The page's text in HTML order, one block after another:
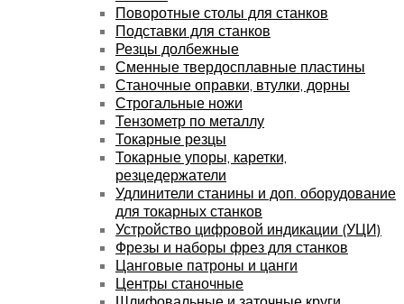
Поворотные столы для станков
Подставки для станков
Резцы долбежные
Сменные твердосплавные пластины
Станочные оправки, втулки, дорны
Строгальные ножи
Тензометр по металлу
Токарные резцы
Токарные упоры, каретки,
резцедержатели
Удлинители станины и доп. оборудование
для токарных станков
Устройство цифровой индикации (УЦИ)
Фрезы и наборы фрез для станков
Цанговые патроны и цанги
Центры станочные